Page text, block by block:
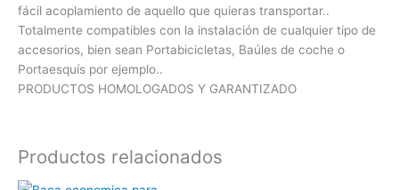
fácil acoplamiento de aquello que quieras transportar..
Totalmente compatibles con la instalación de cualquier tipo de
accesorios, bien sean Portabicicletas, Baúles de coche o
Portaesquís por ejemplo..
PRODUCTOS HOMOLOGADOS Y GARANTIZADO
Productos relacionados